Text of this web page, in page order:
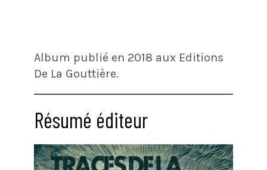
Album publié en 2018 aux Editions
De La Gouttière.
Résumé éditeur